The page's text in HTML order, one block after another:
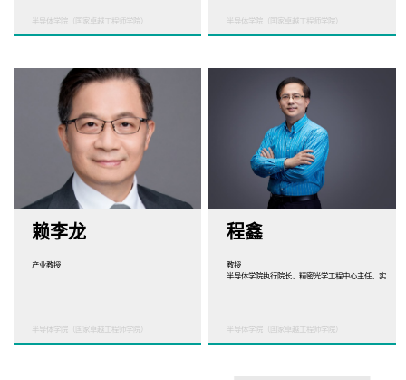
半导体学院（国家卓越工程师学院） 半导体学院（国家卓越工程师学院）
赖李龙
产业教授
半导体学院（国家卓越工程师学院）
程鑫
教授
半导体学院（国家卓越工程师学院）